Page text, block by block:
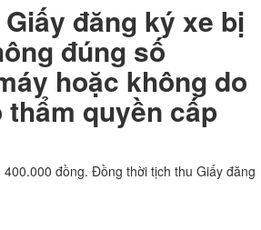
đăng ký xe bị
đúng số
hoặc không do
quyền cấp
đồng. Đồng thời tịch thu Giấy đăng